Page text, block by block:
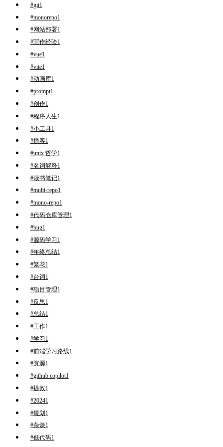
#git1
#monorepo1
#网站部署1
#写作经验1
#vue1
#vite1
#动画库1
#prompt1
#创作1
#程序人生1
#小工具1
#播客1
#unix 哲学1
#名词解释1
#读书笔记1
#multi-repo1
#mono-repo1
#代码仓库管理1
#bug1
#源码学习1
#年终总结1
#繁花1
#台词 1
#项目管理1
#反思1
#总结1
#工作1
#学习1
#前端学习路线1
#资源1
#github copilot1
#提效1
#20241
#规划1
#杂谈1
#低代码1